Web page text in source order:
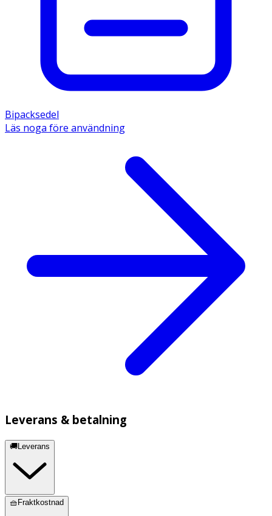
Bipacksedel
Läs noga före användning
Leverans & betalning
🚚Leverans
🧺Fraktkostnad